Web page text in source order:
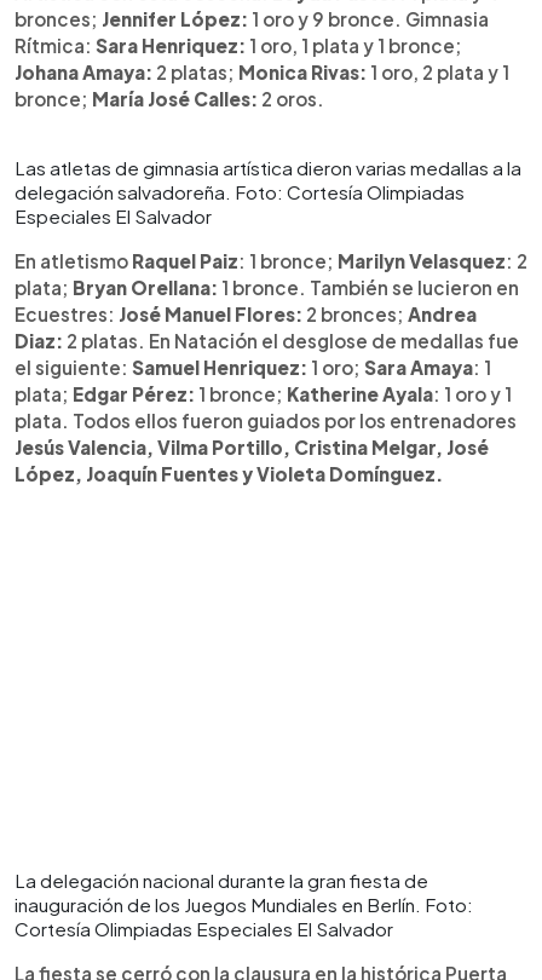
bronces; Jennifer López: 1 oro y 9 bronce. Gimnasia
Rítmica: Sara Henriquez: 1 oro, 1 plata y 1 bronce;
Johana Amaya: 2 platas; Monica Rivas: 1 oro, 2 plata y 1
bronce; María José Calles: 2 oros.
Las atletas de gimnasia artística dieron varias medallas a la
delegación salvadoreña. Foto: Cortesía Olimpiadas
Especiales El Salvador
En atletismo Raquel Paiz: 1 bronce; Marilyn Velasquez: 2
plata; Bryan Orellana: 1 bronce. También se lucieron en
Ecuestres: José Manuel Flores: 2 bronces; Andrea
Diaz: 2 platas. En Natación el desglose de medallas fue
el siguiente: Samuel Henriquez: 1 oro; Sara Amaya: 1
plata; Edgar Pérez: 1 bronce; Katherine Ayala: 1 oro y 1
plata. Todos ellos fueron guiados por los entrenadores
Jesús Valencia, Vilma Portillo, Cristina Melgar, José
López, Joaquín Fuentes y Violeta Domínguez.
La delegación nacional durante la gran fiesta de
inauguración de los Juegos Mundiales en Berlín. Foto:
Cortesía Olimpiadas Especiales El Salvador
La fiesta se cerró con la clausura en la histórica Puerta